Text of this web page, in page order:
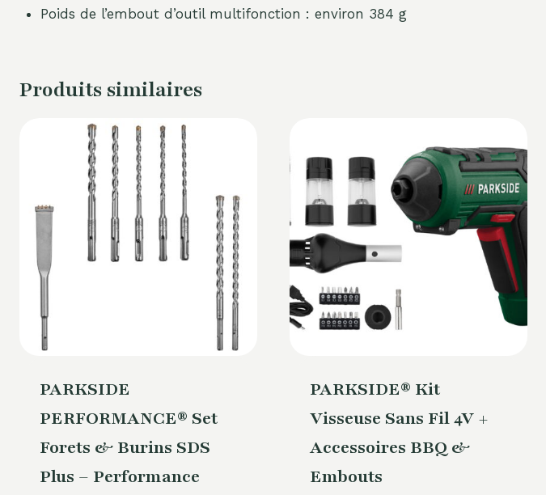
Poids de l’embout d’outil multifonction : environ 384 g
Produits similaires
PARKSIDE
PERFORMANCE® Set
Forets & Burins SDS
Plus – Performance
PARKSIDE® Kit
Visseuse Sans Fil 4V +
Accessoires BBQ &
Embouts